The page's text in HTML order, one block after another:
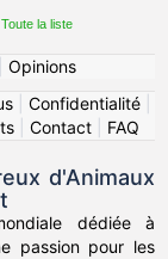
Toute la liste
Opinions
Confidentialité
| Contact| FAQ
d'Animaux
dédiée à
passion pour les